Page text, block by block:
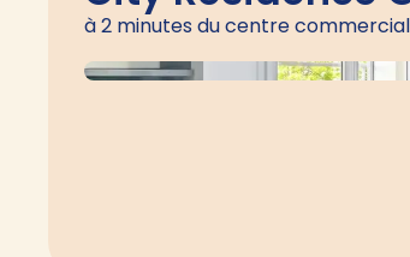
à 2 minutes du centre